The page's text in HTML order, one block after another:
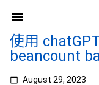
使用
beancount
August 29, 2023